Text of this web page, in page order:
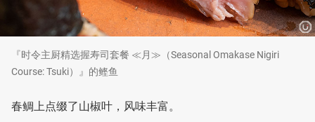
『时令主厨精选握寿司套餐 ≪月≫（Seasonal Omakase Nigiri
Course: Tsuki）』的鲣鱼
春鲷上点缀了山椒叶，风味丰富。